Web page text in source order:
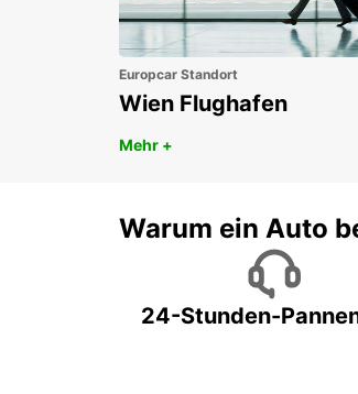
Europcar Standort
Wien Flughafen
Mehr +
Warum ein Auto
24-Stunden-